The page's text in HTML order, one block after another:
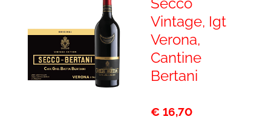
Vintage, Igt
Verona,
Cantine
Bertani
€ 16,70